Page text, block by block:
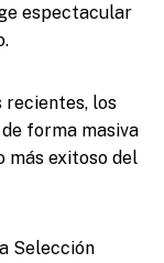
espectacular
recientes, los
forma masiva
más exitoso del
Selección